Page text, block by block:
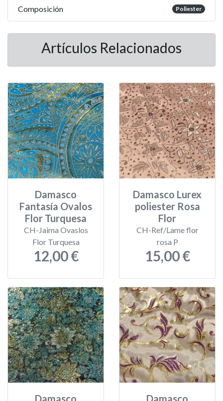
Composición Poliester
Artículos Relacionados
Damasco
Fantasía Ovalos
Flor Turquesa
CH-Jaima Ovaslos
Flor Turquesa
12,00 €
Damasco Lurex
poliester Rosa
Flor
CH-Ref/Lame flor
rosa P
15,00 €
Damasco Damasco